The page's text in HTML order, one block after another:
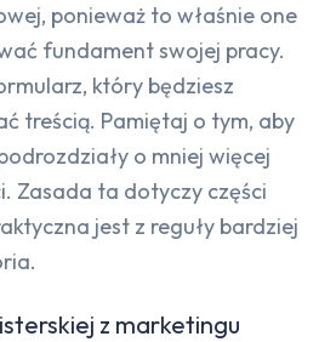
ponieważ to właśnie one
fundament swojej pracy.
który będziesz
treścią. Pamiętaj o tym, aby
o mniej więcej
Zasada ta dotyczy części
jest z reguły bardziej
z marketingu